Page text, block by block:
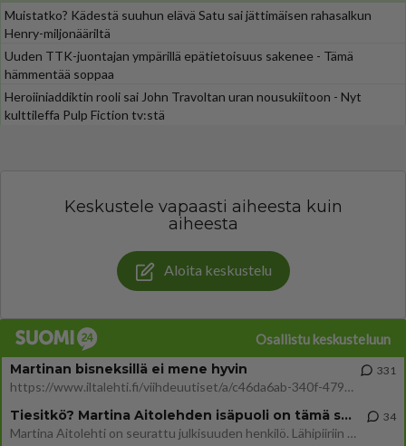
Muistatko? Kädestä suuhun elävä Satu sai jättimäisen rahasalkun
Henry-miljonääriltä
Uuden TTK-juontajan ympärillä epätietoisuus sakenee - Tämä
hämmentää soppaa
Heroiiniaddiktin rooli sai John Travoltan uran nousukiitoon - Nyt
kulttileffa Pulp Fiction tv:stä
Keskustele vapaasti aiheesta kuin
aiheesta
Aloita keskustelu
Osallistu keskusteluun
Martinan bisneksillä ei mene hyvin
https://www.iltalehti.fi/viihdeuutiset/a/c46da6ab-340f-4790-aaa7-0865eed2336 Yrityksen konkurssihakemus on tullut kärä
331
Tiesitkö? Martina Aitolehden isäpuoli on tämä suosittu laulaja
Martina Aitolehti on seurattu julkisuuden henkilö. Lähipiiriin mahtuu muitakin tunnettuja henkilöitä. Tiesitkö, että Ma
34